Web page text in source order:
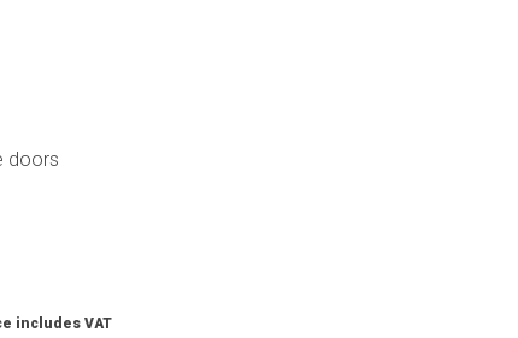
doors
includes VAT